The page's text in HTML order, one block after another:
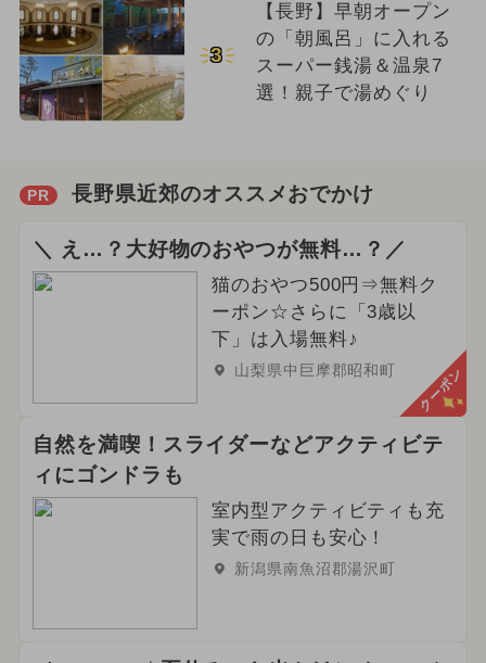
3
【長野】早朝オープン
の「朝風呂」に入れる
スーパー銭湯＆温泉7
選！親子で湯めぐり
PR 長野県近郊のオススメおでかけ
＼ え…？大好物のおやつが無料…？／
猫のおやつ500円⇒無料ク
ーポン☆さらに「3歳以
下」は入場無料♪
山梨県中巨摩郡昭和町 クーポン
自然を満喫！スライダーなどアクティビテ
ィにゴンドラも
室内型アクティビティも充
実で雨の日も安心！
新潟県南魚沼郡湯沢町